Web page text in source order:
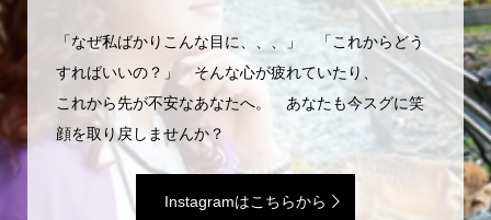
「なぜ私ばかりこんな目に、、、」 「これからどう
すればいいの？」 そんな心が疲れていたり、
これから先が不安なあなたへ。 あなたも今スグに笑
顔を取り戻しませんか？
Instagramはこちらから